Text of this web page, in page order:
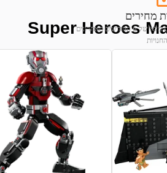
מחירים
התחבר כדי לצפות בגרף מחירים מלא של 6 החודשים האחרונים